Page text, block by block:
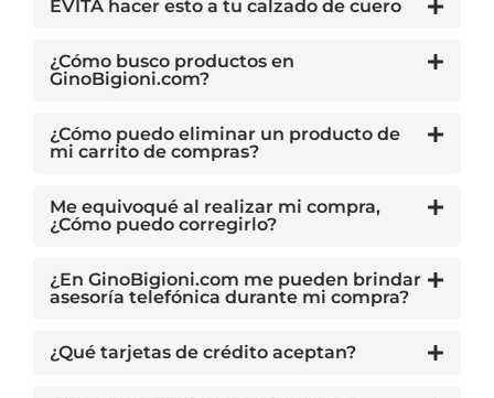
EVITA hacer esto a tu calzado de cuero
¿Cómo busco productos en
GinoBigioni.com?
¿Cómo puedo eliminar un producto de
mi carrito de compras?
Me equivoqué al realizar mi compra,
¿Cómo puedo corregirlo?
¿En GinoBigioni.com me pueden brindar
asesoría telefónica durante mi compra?
¿Qué tarjetas de crédito aceptan?